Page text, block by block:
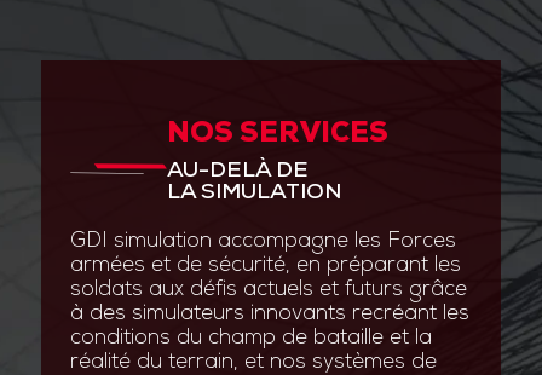
NOS SERVICES
AU-DELÀ DE
LA SIMULATION
GDI simulation accompagne les Forces
armées et de sécurité, en préparant les
soldats aux défis actuels et futurs grâce
à des simulateurs innovants recréant les
conditions du champ de bataille et la
réalité du terrain, et nos systèmes de